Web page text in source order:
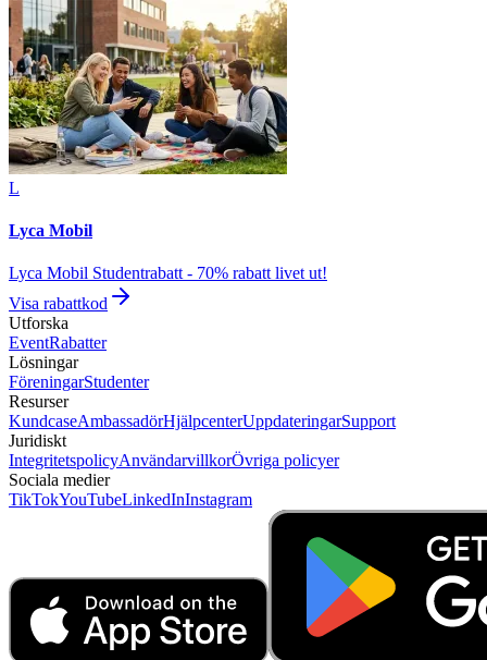
L
Lyca Mobil
Lyca Mobil Studentrabatt - 70% rabatt livet ut!
Visa rabattkod
Utforska
EventRabatter
Lösningar
FöreningarStudenter
Resurser
KundcaseAmbassadörHjälpcenterUppdateringarSupport
Juridiskt
IntegritetspolicyAnvändarvillkorÖvriga policyer
Sociala medier
TikTokYouTubeLinkedInInstagram